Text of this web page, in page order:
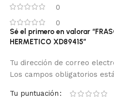
0
0
Sé el primero en valorar
HERMETICO XD89415”
Tu dirección de correo
Los campos obligatorios
Tu puntuación